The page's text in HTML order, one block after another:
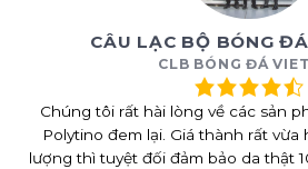
CÂU LẠC BỘ BÓNG
CLB BÓNG ĐÁ
Chúng tôi rất hài lòng về các sản
Polytino đem lại. Giá thành rất vừa
lượng thì tuyệt đối đảm bảo da thật